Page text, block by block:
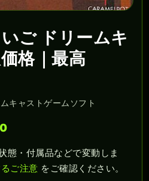
ご ドリームキ
格｜最高
キャストゲームソフト
態・付属品などで変動しま
ご注意 をご確認ください。